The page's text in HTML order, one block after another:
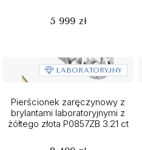
5 999 zł
LABORATORYJNY
Pierścionek zaręczynowy z
brylantami laboratoryjnymi z
żółtego złota P0857ZB 3.21 ct